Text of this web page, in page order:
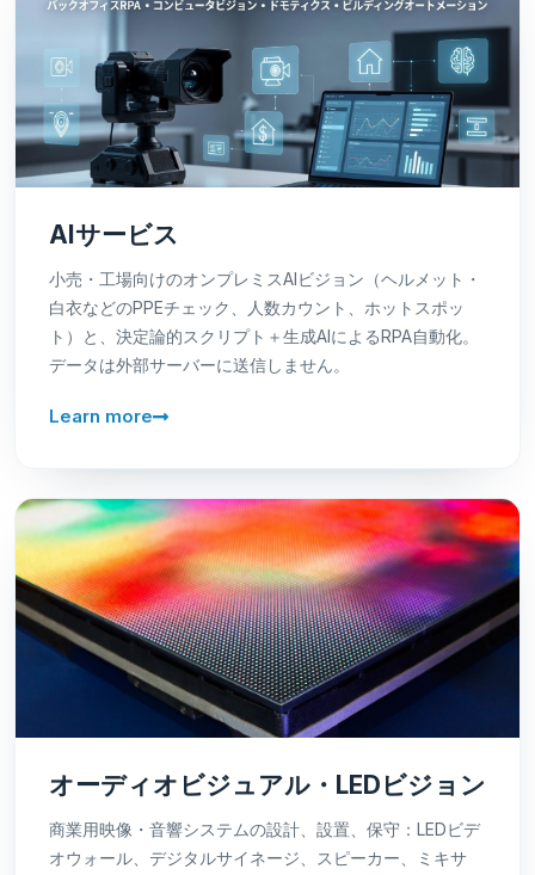
AIサービス
小売・工場向けのオンプレミスAIビジョン（ヘルメット・
白衣などのPPEチェック、人数カウント、ホットスポッ
ト）と、決定論的スクリプト＋生成AIによるRPA自動化。
データは外部サーバーに送信しません。
Learn more
オーディオビジュアル・LEDビジョン
商業用映像・音響システムの設計、設置、保守：LEDビデ
オウォール、デジタルサイネージ、スピーカー、ミキサ